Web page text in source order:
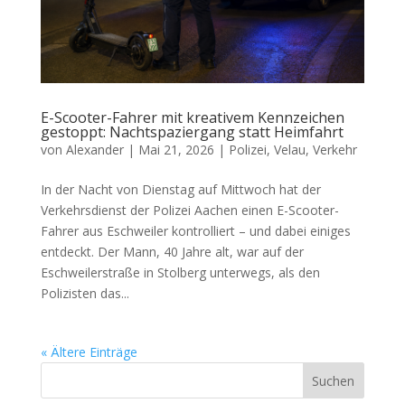
E-Scooter-Fahrer mit kreativem Kennzeichen
gestoppt: Nachtspaziergang statt Heimfahrt
von Alexander| Mai 21, 2026 | Polizei, Velau, Verkehr
In der Nacht von Dienstag auf Mittwoch hat der
Verkehrsdienst der Polizei Aachen einen E-Scooter-
Fahrer aus Eschweiler kontrolliert – und dabei einiges
entdeckt. Der Mann, 40 Jahre alt, war auf der
Eschweilerstraße in Stolberg unterwegs, als den
Polizisten das...
« Ältere Einträge